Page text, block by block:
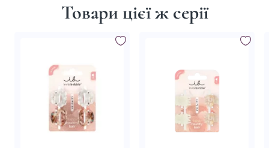
Товари цієї ж серії